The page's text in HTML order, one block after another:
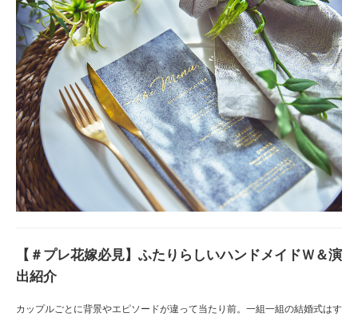
【＃プレ花嫁必見】ふたりらしいハンドメイドＷ＆演
出紹介
カップルごとに背景やエピソードが違って当たり前。一組一組の結婚式はす